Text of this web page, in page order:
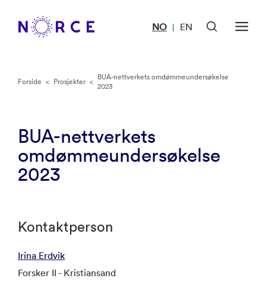
NO | EN
Forside < Prosjekter < BUA-nettverkets omdømmeundersøkelse
2023
BUA-nettverkets
omdømmeundersøkelse
2023
Kontaktperson
Irina Erdvik
Forsker II - Kristiansand